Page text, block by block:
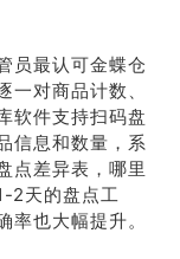
员最认可金蝶仓
对商品计数、
软件支持扫码盘
信息和数量，系
点差异表，哪里
2天的盘点工
也大幅提升。